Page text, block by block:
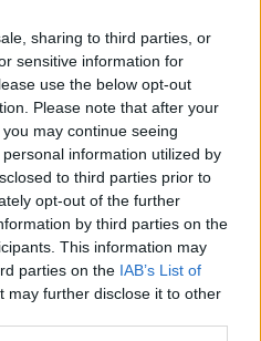
sharing to third parties, or
sensitive information for
use the below opt-out
Please note that after your
may continue seeing
information utilized by
to third parties prior to
opt-out of the further
by third parties on the
This information may
parties on the IAB’s List of
may further disclose it to other
τη γυναίκα του Αλίσια
1963. Την ίδια
πατέρας του Ντένις
Ιουνίου για όλους τους
στην πτήση 447 της
στον Ατλαντικό
Motors δηλώνει
μεγαλύτερη πτώχευση
ΗΠΑ.